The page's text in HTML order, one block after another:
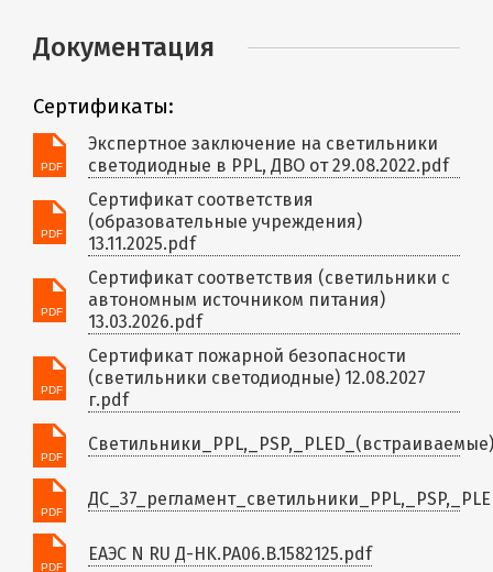
Документация
Сертификаты:
Экспертное заключение на светильники
светодиодные в PPL, ДВО от 29.08.2022.pdf
Сертификат соответствия
(образовательные учреждения)
13.11.2025.pdf
Сертификат соответствия (светильники с
автономным источником питания)
13.03.2026.pdf
Сертификат пожарной безопасности
(светильники светодиодные) 12.08.2027
г.pdf
Светильники_PPL,_PSP,_PLED_(встраиваемые)
ЕАЭС N RU Д-HK.РА06.В.1582125.pdf